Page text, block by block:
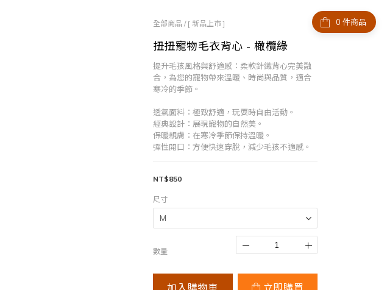
件商品
全部商品 / [ 新品上市 ]
扭扭寵物毛衣背心 - 橄欖綠
提升毛孩風格與舒適感：柔軟針織背心完美融
合，為您的寵物帶來溫暖、時尚與品質，適合
寒冷的季節。
透氣面料：極致舒適，玩耍時自由活動。
經典設計：展現寵物的自然美。
保暖親膚：在寒冷季節保持溫暖。
彈性開口：方便快速穿脫，減少毛孩不適感。
NT$850
尺寸
數量
加入購物車 立即購買